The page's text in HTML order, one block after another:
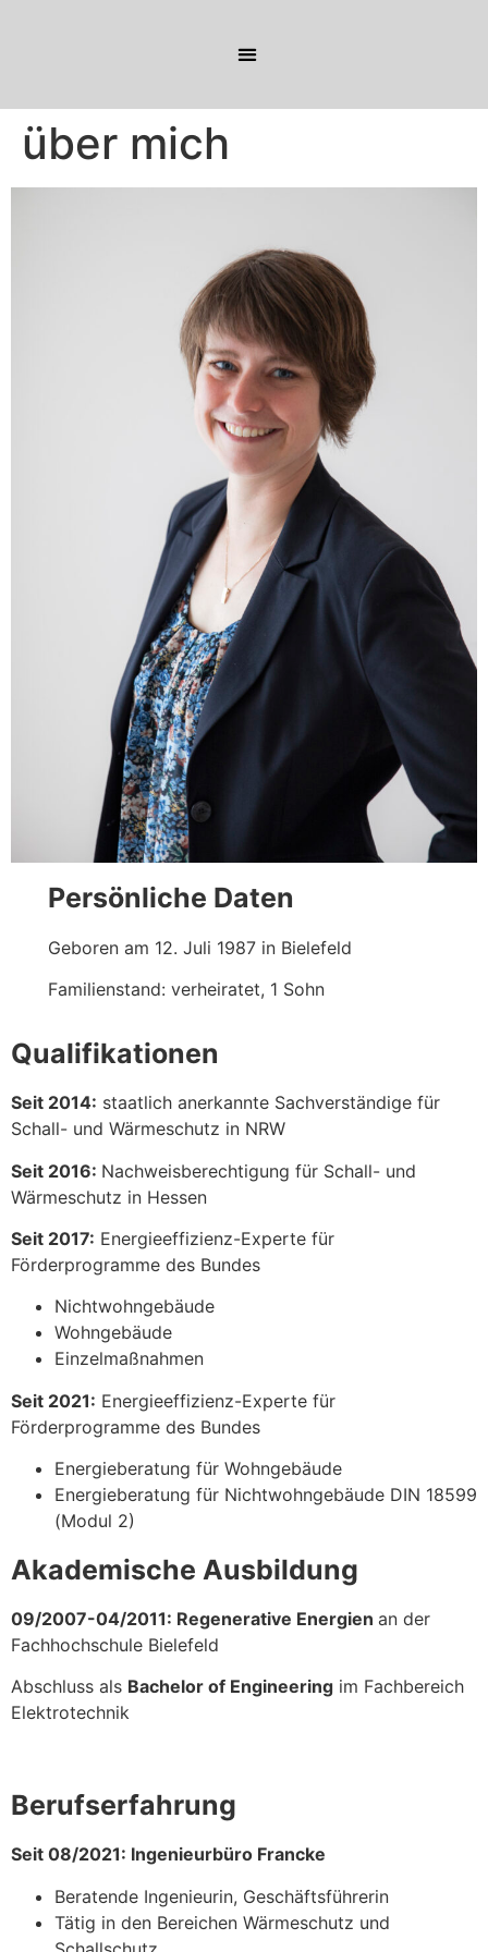
über mich
Persönliche Daten
Geboren am 12. Juli 1987 in Bielefeld
Familienstand: verheiratet, 1 Sohn
Qualifikationen
Seit 2014: staatlich anerkannte Sachverständige für
Schall- und Wärmeschutz in NRW
Seit 2016: Nachweisberechtigung für Schall- und
Wärmeschutz in Hessen
Seit 2017: Energieeffizienz-Experte für
Förderprogramme des Bundes
Nichtwohngebäude
Wohngebäude
Einzelmaßnahmen
Seit 2021: Energieeffizienz-Experte für
Förderprogramme des Bundes
Energieberatung für Wohngebäude
Energieberatung für Nichtwohngebäude DIN 18599
(Modul 2)
Akademische Ausbildung
09/2007-04/2011: Regenerative Energien an der
Fachhochschule Bielefeld
Abschluss als Bachelor of Engineering im Fachbereich
Elektrotechnik
Berufserfahrung
Seit 08/2021: Ingenieurbüro Francke
Beratende Ingenieurin, Geschäftsführerin
Tätig in den Bereichen Wärmeschutz und